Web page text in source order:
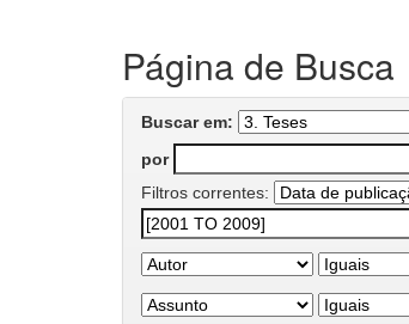
Página de Busca
Buscar em:
por
Filtros correntes: